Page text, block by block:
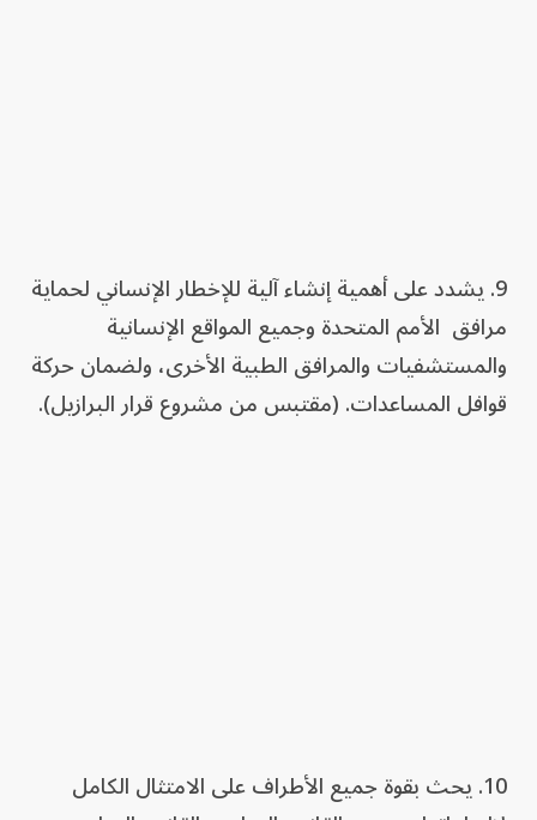
9. يشدد على أهمية إنشاء آلية للإخطار الإنساني لحماية
مرافق الأمم المتحدة وجميع المواقع الإنسانية
والمستشفيات والمرافق الطبية الأخرى، ولضمان حركة
قوافل المساعدات. (مقتبس من مشروع قرار البرازيل).
10. يحث بقوة جميع الأطراف على الامتثال الكامل